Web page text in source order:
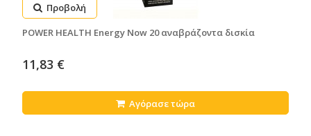
Προβολή
POWER HEALTH Energy Now 20 αναβράζοντα δισκία
11,83 €
Αγόρασε τώρα